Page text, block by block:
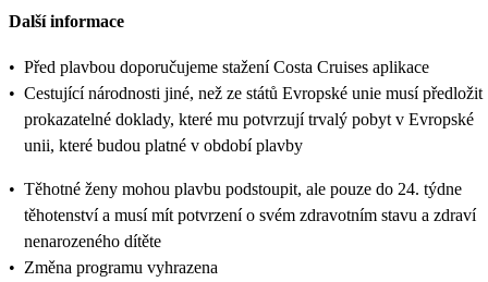
Další informace
• Před plavbou doporučujeme stažení Costa Cruises aplikace
• Cestující národnosti jiné, než ze států Evropské unie musí předložit
prokazatelné doklady, které mu potvrzují trvalý pobyt v Evropské
unii, které budou platné v období plavby
• Těhotné ženy mohou plavbu podstoupit, ale pouze do 24. týdne
těhotenství a musí mít potvrzení o svém zdravotním stavu a zdraví
nenarozeného dítěte
• Změna programu vyhrazena